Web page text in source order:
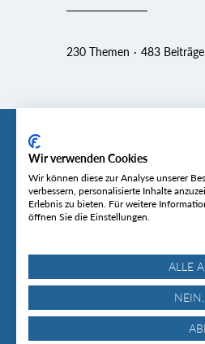
230 Themen 483
Tourentipp
Über uns
Wir verwenden Cookies
Wir können diese zur Analyse unserer
verbessern, personalisierte Inhalte
Erlebnis zu bieten. Für weitere
öffnen Sie die Einstellungen.
ALLE